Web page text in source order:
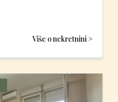
Više o nekretnini >